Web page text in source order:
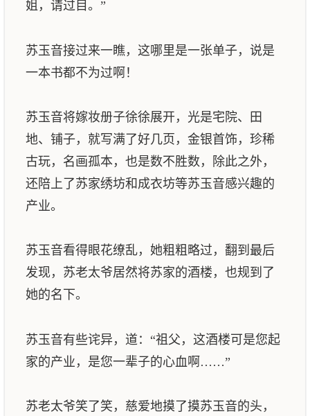
姐，请过目。”
苏玉音接过来一瞧，这哪里是一张单子，说是
一本书都不为过啊！
苏玉音将嫁妆册子徐徐展开，光是宅院、田
地、铺子，就写满了好几页，金银首饰，珍稀
古玩，名画孤本，也是数不胜数，除此之外，
还陪上了苏家绣坊和成衣坊等苏玉音感兴趣的
产业。
苏玉音看得眼花缭乱，她粗粗略过，翻到最后
发现，苏老太爷居然将苏家的酒楼，也规到了
她的名下。
苏玉音有些诧异，道：“祖父，这酒楼可是您起
家的产业，是您一辈子的心血啊……”
苏老太爷笑了笑，慈爱地摸了摸苏玉音的头，